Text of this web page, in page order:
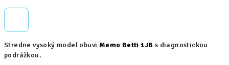
Stredne vysoký model obuvi Memo Betti 1JB s diagnostickou
podrážkou.